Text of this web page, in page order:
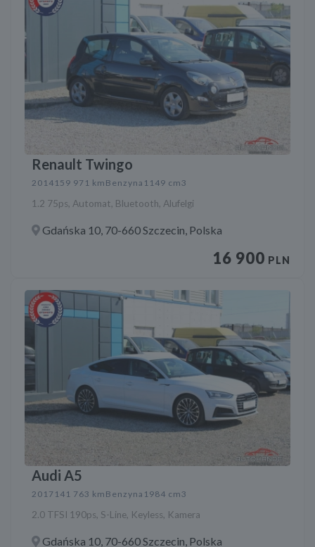
Renault Twingo
2014 159 971 km Benzyna 1149 cm3
1.2 75ps, Automat, Bluetooth, Alufelgi
Gdańska 10, 70-660 Szczecin, Polska
16 900 PLN
Audi A5
2017 141 763 km Benzyna 1984 cm3
2.0 TFSI 190ps, S-Line, Keyless, Kamera
Gdańska 10, 70-660 Szczecin, Polska